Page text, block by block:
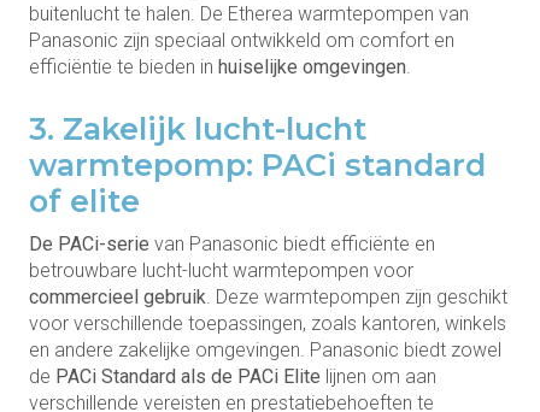
buitenlucht te halen. De Etherea warmtepompen van
Panasonic zijn speciaal ontwikkeld om comfort en
efficiëntie te bieden in huiselijke omgevingen.
3. Zakelijk lucht-lucht
warmtepomp: PACi standard
of elite
De PACi-serie van Panasonic biedt efficiënte en
betrouwbare lucht-lucht warmtepompen voor
commercieel gebruik. Deze warmtepompen zijn geschikt
voor verschillende toepassingen, zoals kantoren, winkels
en andere zakelijke omgevingen. Panasonic biedt zowel
de PACi Standard als de PACi Elite lijnen om aan
verschillende vereisten en prestatiebehoeften te